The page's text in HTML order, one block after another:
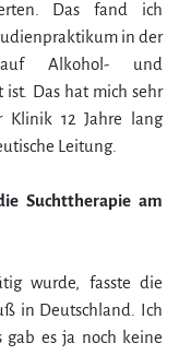
Das fand ich
in der
Alkohol- und
Das hat mich sehr
Klinik 12 Jahre lang
Leitung.
Suchttherapie am
wurde, fasste die
in Deutschland. Ich
gab es ja noch keine